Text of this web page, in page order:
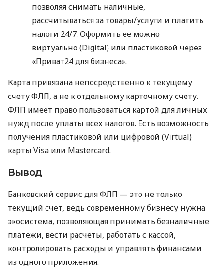
позволяя снимать наличные,
рассчитываться за товары/услуги и платить
налоги 24/7. Оформить ее можно
виртуально (Digital) или пластиковой через
«Приват24 для бизнеса».
Карта привязана непосредственно к текущему
счету ФЛП, а не к отдельному карточному счету.
ФЛП имеет право пользоваться картой для личных
нужд после уплаты всех налогов. Есть возможность
получения пластиковой или цифровой (Virtual)
карты Visa или Mastercard.
Вывод
Банковский сервис для ФЛП — это не только
текущий счет, ведь современному бизнесу нужна
экосистема, позволяющая принимать безналичные
платежи, вести расчеты, работать с кассой,
контролировать расходы и управлять финансами
из одного приложения.